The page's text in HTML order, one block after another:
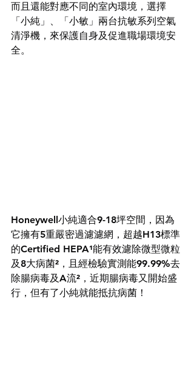
而且還能對應不同的室內環境，選擇
「小純」、「小敏」兩台抗敏系列空氣
清淨機，來保護自身及促進職場環境安
全。
Honeywell小純適合9-18坪空間，因為
它擁有5重嚴密過濾濾網，超越H13標準
的Certified HEPA¹能有效濾除微型微粒
及8大病菌²，且經檢驗實測能99.99%去
除腸病毒及A流²，近期腸病毒又開始盛
行，但有了小純就能抵抗病菌！